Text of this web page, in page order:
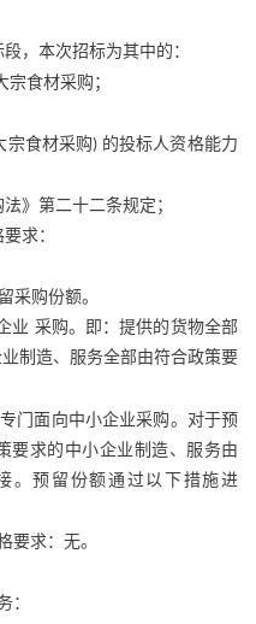
段，本次招标为其中的：
食材采购；
宗食材采购) 的投标人资格能力
》第二十二条规定；
求：
采购份额。
业 采购。即：提供的货物全部
制造、服务全部由符合政策要
门面向中小企业采购。对于预
要求的中小企业制造、服务由
。预留份额通过以下措施进
要求：无。
：